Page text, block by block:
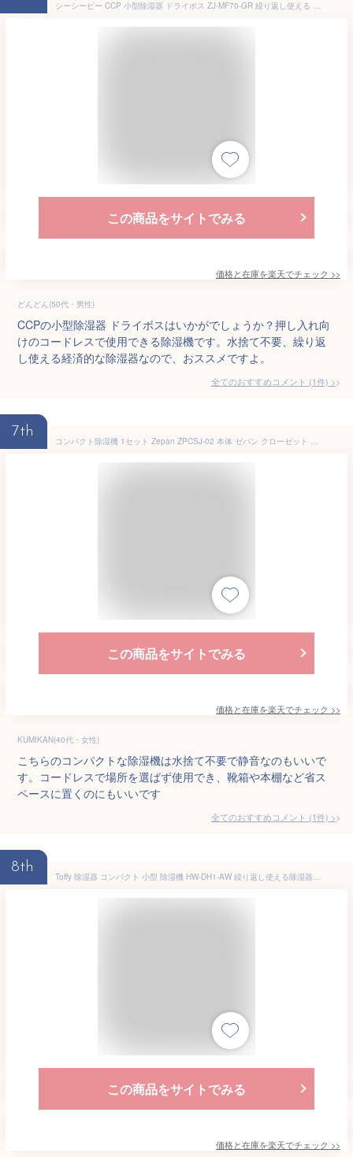
シーシーピー CCP 小型除湿器 ドライボス ZJ-MF70-GR 繰り返し使える 除湿器 除湿剤 シリカゲル 小型除湿器 コードレス除湿器 吊り下げ 置き型 靴 水捨て不要 小型除湿機 コードレス除湿機 カビ対策 サステナブル コンパクト 加熱乾燥 除湿 湿気対策 CCP DRY BOSS ZJMF70
この商品をサイトでみる
価格と在庫を楽天でチェック >>
どんどん(50代・男性)
CCPの小型除湿器 ドライボスはいかがでしょうか？押し入れ向
けのコードレスで使用できる除湿機です。水捨て不要、繰り返
し使える経済的な除湿器なので、おススメですよ。
全てのおすすめコメント (1件) >
7th
コンパクト除湿機 1セット Zepan ZPCSJ-02 本体 ゼパン クローゼット 靴棚 靴箱 カメラ 本棚 小型 除湿機 除湿剤 無電源 水捨て無し押入れ 防カビ コンパクト 除湿器乾燥機 湿気取り 梅雨対策 静音 コードレス【送料無料】【海外×】
この商品をサイトでみる
価格と在庫を楽天でチェック >>
KUMIKAN(40代・女性)
こちらのコンパクトな除湿機は水捨て不要で静音なのもいいで
す。コードレスで場所を選ばず使用でき、靴箱や本棚など省ス
ペースに置くのにもいいです
全てのおすすめコメント (1件) >
8th
Toffy 除湿器 コンパクト 小型 除湿機 HW-DH1-AW 繰り返し使える除湿器 エコ除湿器 コンパクト除湿器 コードレス リユース レトロカラー デザイン家電 レトロデザイン おしゃれ Toffy ラドンナ アッシュホワイト ペールアクア[2604]
この商品をサイトでみる
価格と在庫を楽天でチェック >>